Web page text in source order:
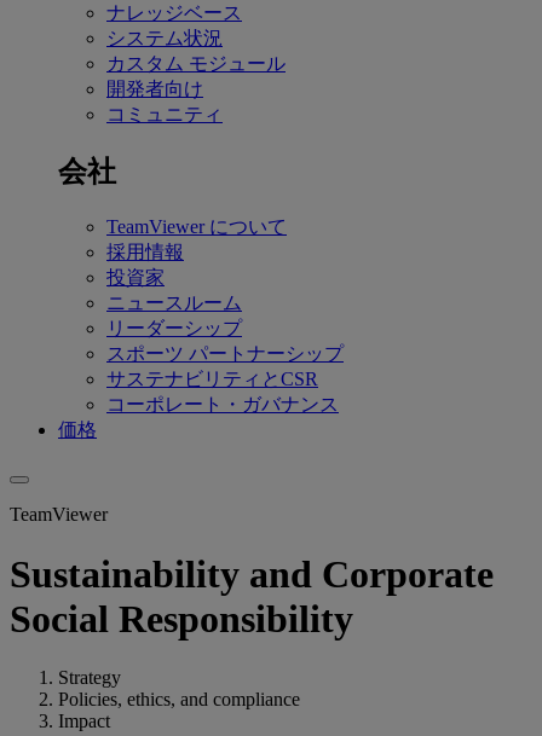
ナレッジベース
システム状況
カスタム モジュール
開発者向け
コミュニティ
会社
TeamViewer について
採用情報
投資家
ニュースルーム
リーダーシップ
スポーツ パートナーシップ
サステナビリティとCSR
コーポレート・ガバナンス
価格
TeamViewer
Sustainability and Corporate
Social Responsibility
Strategy
Policies, ethics, and compliance
Impact